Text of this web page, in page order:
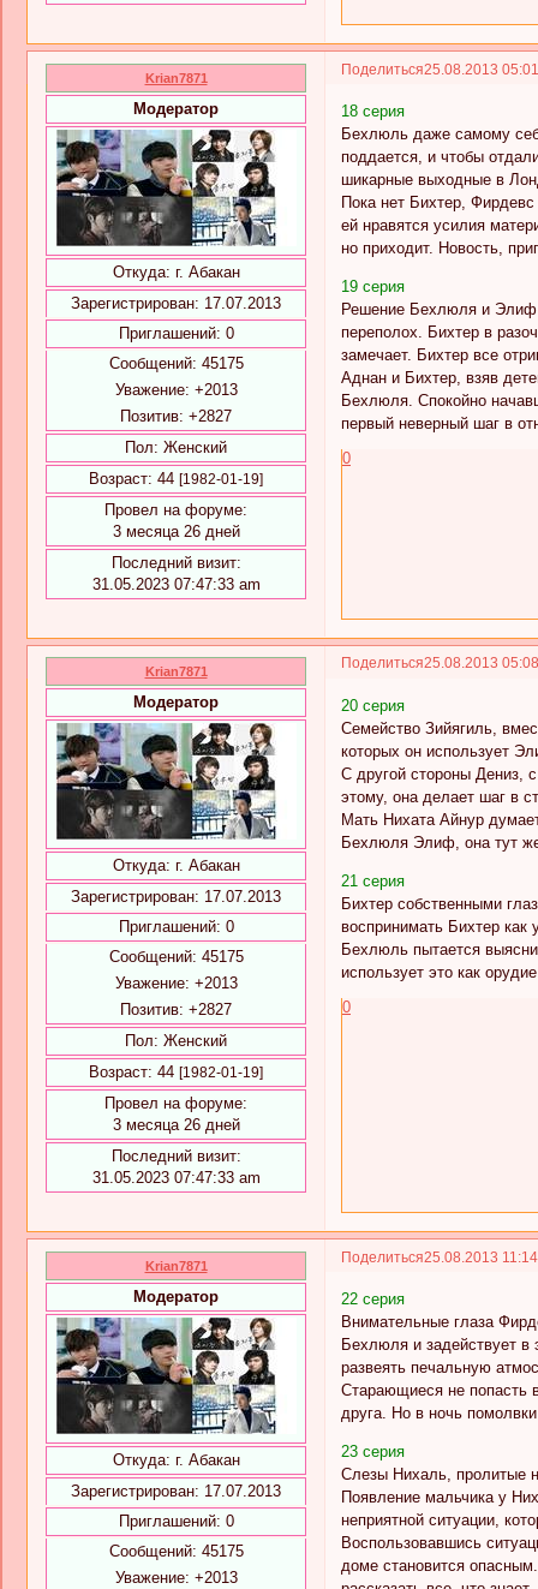
Поделиться25.08.2013
Krian7871
Модератор
Откуда: г. Абакан
Зарегистрирован: 17.07.2013
Приглашений: 0
Сообщений: 45175
Уважение: +2013
Позитив: +2827
Пол: Женский
Возраст: 44 [1982-01-19]
Провел на форуме:
3 месяца 26 дней
Последний визит:
31.05.2023 07:47:33 am
18 серия
Бехлюль даже самому
поддается, и чтобы
шикарные выходные в
Пока нет Бихтер,
ей нравятся усилия
но приходит. Новость,
19 серия
Решение Бехлюля и Элиф
переполох. Бихтер в
замечает. Бихтер все
Аднан и Бихтер, взяв
Бехлюля. Спокойно
первый неверный шаг в
0
Поделиться25.08.2013
Krian7871
Модератор
Откуда: г. Абакан
Зарегистрирован: 17.07.2013
Приглашений: 0
Сообщений: 45175
Уважение: +2013
Позитив: +2827
Пол: Женский
Возраст: 44 [1982-01-19]
Провел на форуме:
3 месяца 26 дней
Последний визит:
31.05.2023 07:47:33 am
20 серия
Семейство Зийягиль,
которых он использует
С другой стороны Дениз,
этому, она делает шаг в
Мать Нихата Айнур
Бехлюля Элиф, она тут
21 серия
Бихтер собственными
воспринимать Бихтер как
Бехлюль пытается
использует это как
0
Поделиться25.08.2013
Krian7871
Модератор
Откуда: г. Абакан
Зарегистрирован: 17.07.2013
Приглашений: 0
Сообщений: 45175
Уважение: +2013
22 серия
Внимательные глаза
Бехлюля и задействует
развеять печальную
Старающиеся не попасть
друга. Но в ночь
23 серия
Слезы Нихаль, пролитые
Появление мальчика у
неприятной ситуации,
Воспользовавшись
доме становится